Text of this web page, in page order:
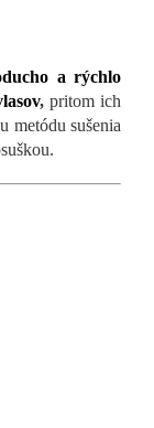
a rýchlo
,pritom ich
metódu sušenia